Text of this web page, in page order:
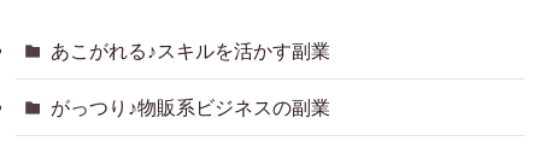
あこがれる♪スキルを活かす副業
がっつり♪物販系ビジネスの副業